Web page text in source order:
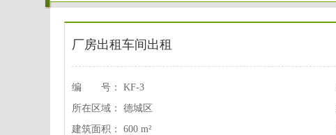
厂房出租车间出租
编 号： KF-3
所在区域： 德城区
建筑面积： 600 m²